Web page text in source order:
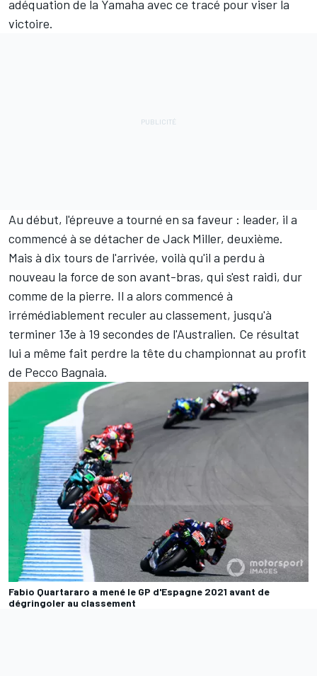
adéquation de la Yamaha avec ce tracé pour viser la
victoire.
Au début, l'épreuve a tourné en sa faveur : leader, il a
commencé à se détacher de Jack Miller, deuxième.
Mais à dix tours de l'arrivée, voilà qu'il a perdu à
nouveau la force de son avant-bras, qui s'est raidi, dur
comme de la pierre. Il a alors commencé à
irrémédiablement reculer au classement, jusqu'à
terminer 13e à 19 secondes de l'Australien. Ce résultat
lui a même fait perdre la tête du championnat au profit
de Pecco Bagnaia.
Fabio Quartararo a mené le GP d'Espagne 2021 avant de
dégringoler au classement